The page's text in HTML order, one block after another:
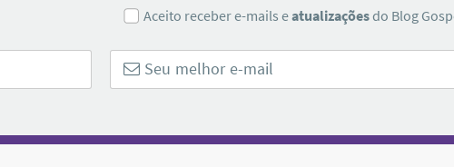
Aceito receber e-mails eatualizaçõesdo Blog